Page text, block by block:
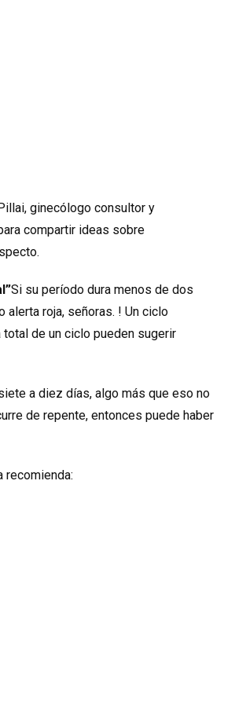
ginecólogo consultor y
compartir ideas sobre
Si su período dura menos de dos
roja, señoras. ! Un ciclo
de un ciclo pueden sugerir
a diez días, algo más que eso no
de repente, entonces puede haber
recomienda: